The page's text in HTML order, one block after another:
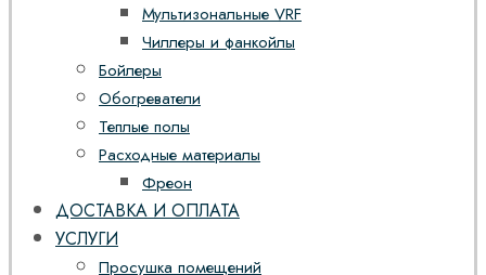
Мультизональные VRF
Чиллеры и фанкойлы
Бойлеры
Обогреватели
Теплые полы
Расходные материалы
Фреон
ДОСТАВКА И ОПЛАТА
УСЛУГИ
Просушка помещений